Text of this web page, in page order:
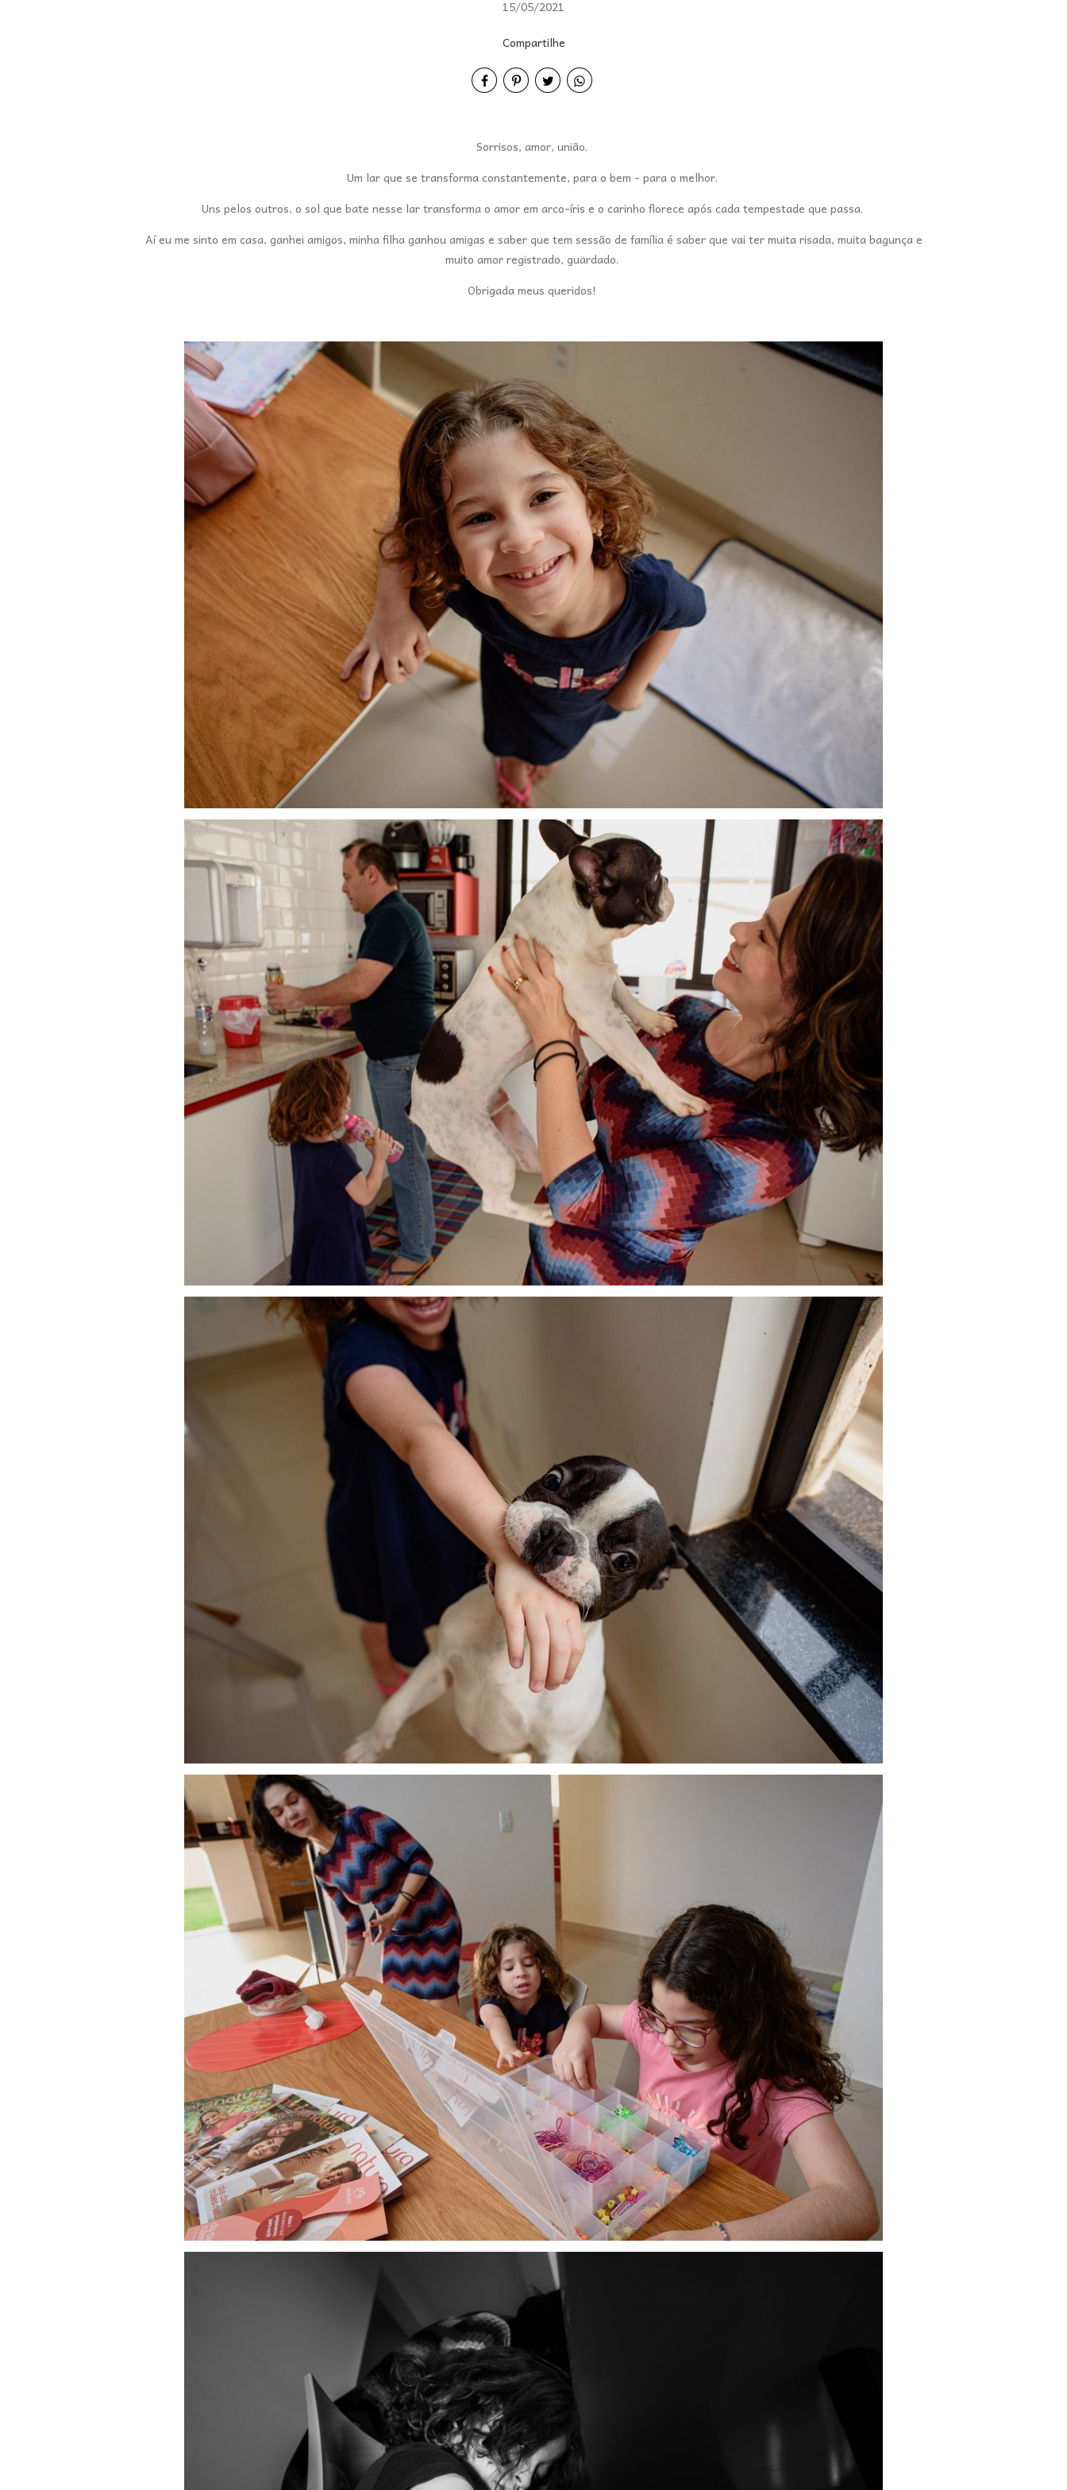
15/05/2021
Compartilhe
Sorrisos, amor, união.
Um lar que se transforma constantemente, para o bem - para o melhor.
Uns pelos outros, o sol que bate nesse lar transforma o amor em arco-íris e o carinho florece após cada tempestade que passa.
Aí eu me sinto em casa, ganhei amigos, minha filha ganhou amigas e saber que tem sessão de família é saber que vai ter muita risada, muita bagunça e
muito amor registrado, guardado.
Obrigada meus queridos!